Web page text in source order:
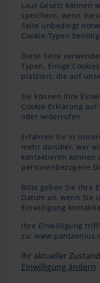
Laut Gesetz können
speichern, wenn
Seite unbedingt
Cookie-Typen
Diese Seite
Typen. Einige
platziert, die auf
Sie können Ihre
Cookie-Erklärung
oder widerrufen.
Erfahren Sie in
mehr darüber, wer
kontaktieren können
personenbezogene
Bitte geben Sie Ihre
Datum an, wenn Sie
Einwilligung
Ihre Einwilligung
zu:
Ihr aktueller
Einwilligung ändern